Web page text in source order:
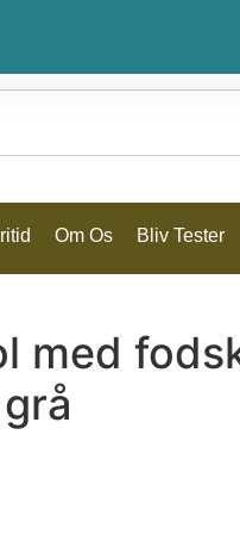
Om Os Bliv Tester
med